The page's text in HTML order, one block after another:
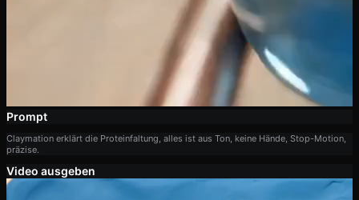
Prompt
Claymation erklärt die Proteinfaltung, alles ist aus Ton, keine Hände, Stop-Motion,
präzise.
Video ausgeben